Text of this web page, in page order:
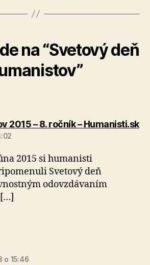
na “Svetový deň
2015 – 8. ročník – Humanisti.sk
2015 si humanisti
Svetový deň
odovzdávaním
o 15:46